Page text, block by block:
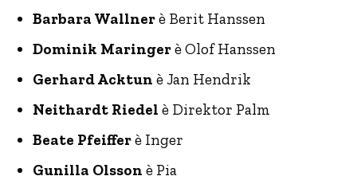
Barbara Wallnerè Berit Hanssen
Dominik Maringerè Olof Hanssen
Gerhard Acktun è Jan Hendrik
Neithardt Riedel è Direktor Palm
Beate Pfeifferè Inger
Gunilla Olsson è Pia